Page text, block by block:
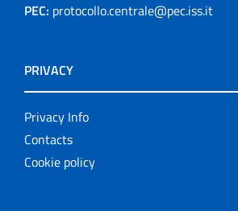
PEC: protocollo.centrale@pec.iss.it
PRIVACY
Privacy Info
Contacts
Cookie policy